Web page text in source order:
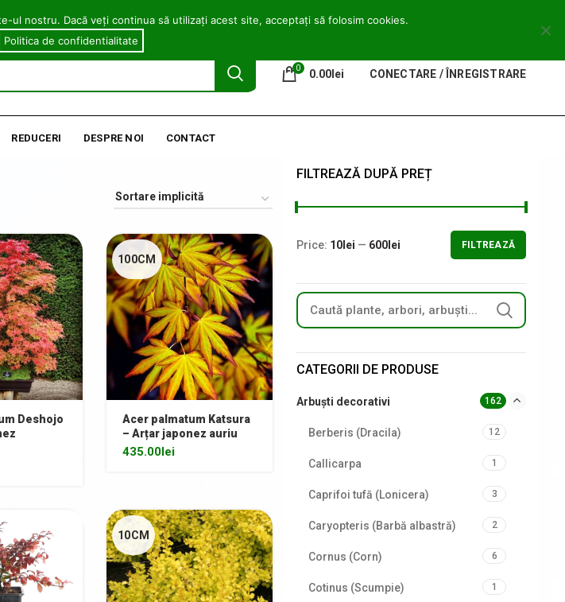
0746 772 559 contact@copacei.ro
0 0.00lei CONECTARE / ÎNREGISTRARE
REDUCERI DESPRE NOI CONTACT
Deshojo
100CM
Acer palmatum Katsura
– Arțar japonez auriu
435.00lei
10CM
FILTREAZĂ DUPĂ PREȚ
FILTREAZĂ
Price: 10lei — 600lei
CATEGORII DE PRODUSE
Arbuști decorativi 162
Berberis (Dracila) 12
Callicarpa 1
Caprifoi tufă (Lonicera) 3
Caryopteris (Barbă albastră) 2
Cornus (Corn) 6
Cotinus (Scumpie) 1
ul nostru. Dacă veți continua să utilizați acest site, acceptați să folosim cookies.
Politica de confidentialitate